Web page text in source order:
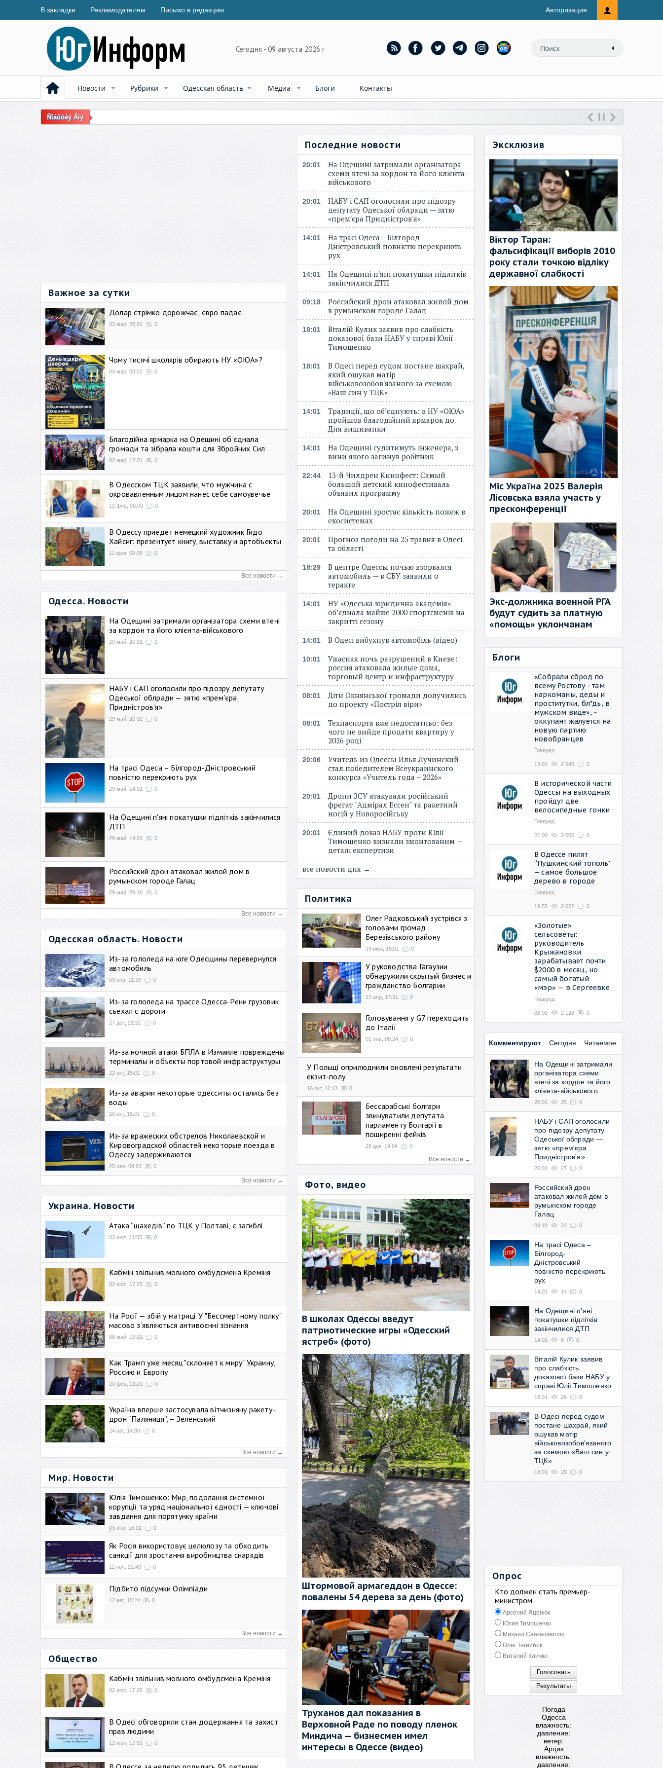
В закладки Рекламодателям Письмо в редакцию Авторизация
Сегодня - 09 августа 2026 г
Новости Рубрики Одесская область Медиа Блоги Контакты
Ñîáûòèÿ Äíÿ
Важное за сутки
Долар стрімко дорожчає, євро падає
03 мар, 20:01 0
Чому тисячі школярів обирають НУ «ОЮА»?
03 мар, 08:01 0
Благодійна ярмарка на Одещині об’єднала
громади та зібрала кошти для Збройних Сил
02 мар, 12:01 0
В Одесском ТЦК заявили, что мужчина с
окровавленным лицом нанес себе самоувечье
12 фев, 00:09 0
В Одессу приедет немецкий художник Гидо
Хайсиг: презентует книгу, выставку и артобъекты
11 фев, 09:05 0
Все новости →
Одесса. Новости
На Одещині затримали організатора схеми втечі
за кордон та його клієнта-військового
29 май, 20:01 0
НАБУ і САП оголосили про підозру депутату
Одеської облради — зятю «прем'єра
Придністров'я»
29 май, 20:01 0
На трасі Одеса – Білгород-Дністровський
повністю перекриють рух
29 май, 14:01 0
На Одещині п'яні покатушки підлітків закінчилися
ДТП
29 май, 14:01 0
Российский дрон атаковал жилой дом в
румынском городе Галац
29 май, 09:18 0
Все новости →
Одесская область. Новости
Из-за гололеда на юге Одесщины перевернулся
автомобиль
09 янв, 11:33 0
Из-за гололеда на трассе Одесса-Рени грузовик
съехал с дороги
27 дек, 21:51 0
Из-за ночной атаки БПЛА в Измаиле повреждены
терминалы и объекты портовой инфраструктуры
22 окт, 15:01 0
Из-за аварии некоторые одесситы остались без
воды
20 окт, 15:01 0
Из-за вражеских обстрелов Николаевской и
Кировоградской областей некоторые поезда в
Одессу задерживаются
25 сен, 09:01 0
Все новости →
Украина. Новости
Атака “шахедів” по ТЦК у Полтаві, є загиблі
03 июл, 11:55 0
Кабмін звільнив мовного омбудсмена Креміня
02 июл, 17:25 0
На Росії — збій у матриці. У "Бессмертному полку"
масово зʼявляються антивоєнні зізнання
08 май, 19:01 0
Как Трамп уже месяц "склоняет к миру" Украину,
Россию и Европу
20 фев, 21:01 0
Україна вперше застосувала вітчизняну ракету-
дрон “Паляниця”, – Зеленський
24 авг, 14:30 0
Все новости →
Мир. Новости
Юлія Тимошенко: Мир, подолання системної
корупції та уряд національної єдності — ключові
завдання для порятунку країни
03 янв, 16:01 0
Як Росія використовує целюлозу та обходить
санкції для зростання виробництва снарядів
11 ноя, 22:43 0
Підбито підсумки Олімпіади
12 авг, 15:24 0
Все новости →
Общество
Кабмін звільнив мовного омбудсмена Креміня
02 июл, 17:25 0
В Одесі обговорили стан додержання та захист
прав людини
12 июн, 17:51 0
Последние новости
20:01
На Одещині затримали організатора
схеми втечі за кордон та його клієнта-
військового
20:01
НАБУ і САП оголосили про підозру
депутату Одеської облради — зятю
«прем'єра Придністров'я»
14:01
На трасі Одеса – Білгород-
Дністровський повністю перекриють
рух
14:01
На Одещині п'яні покатушки підлітків
закінчилися ДТП
09:18
Российский дрон атаковал жилой дом
в румынском городе Галац
18:01
Віталій Кулик заявив про слабкість
доказової бази НАБУ у справі Юлії
Тимошенко
18:01
В Одесі перед судом постане шахрай,
який ошукав матір
військовозобов'язаного за схемою
«Ваш син у ТЦК»
14:01
Традиції, що об’єднують: в НУ «ОЮА»
пройшов благодійний ярмарок до
Дня вишиванки
14:01
На Одещині судитимуть інженера, з
вини якого загинув робітник
22:44
13-й Чилдрен Кинофест: Самый
большой детский кинофестиваль
объявил программу
20:01
На Одещині зростає кількість пожеж в
екосистемах
20:01
Прогноз погоди на 25 травня в Одесі
та області
18:29
В центре Одессы ночью взорвался
автомобиль — в СБУ заявили о
теракте
14:01
НУ «Одеська юридична академія»
об’єднала майже 2000 спортсменів на
закритті сезону
14:01 В Одесі вибухнув автомобіль (відео)
10:01
Ужасная ночь разрушений в Киеве:
россия атаковала жилые дома,
торговый центр и инфраструктуру
08:01
Діти Окнянської громади долучились
до проекту «Постріл віри»
08:01
Техпаспорта вже недостатньо: без
чого не вийде продати квартиру у
2026 році
20:06
Учитель из Одессы Илья Лучинский
стал победителем Всеукраинского
конкурса «Учитель года – 2026»
20:01
Дрони ЗСУ атакували російський
фрегат "Адмірал Ессен" та ракетний
носій у Новоросійську
20:01
Єдиний доказ НАБУ проти Юлії
Тимошенко визнали змонтованим —
деталі експертизи
все новости дня →
Политика
Олег Радковський зустрівся з
головами громад
Березівського району
19 июл, 15:01 0
У руководства Гагаузии
обнаружили скрытый бизнес и
гражданство Болгарии
27 апр, 17:31 0
Головування у G7 переходить
до Італії
01 янв, 08:24 0
У Польщі оприлюднили оновлені результати
екзит-полу
16 окт, 11:13 0
Бессарабські болгари
звинуватили депутата
парламенту Болгарії в
поширенні фейків
28 дек, 14:04 0
Все новости →
Фото, видео
В школах Одессы введут
патриотические игры «Одесский
ястреб» (фото)
Штормовой армагеддон в Одессе:
повалены 54 дерева за день (фото)
Труханов дал показания в
Верховной Раде по поводу пленок
Миндича — бизнесмен имел
интересы в Одессе (видео)
Эксклюзив
Віктор Таран:
фальсифікації виборів 2010
року стали точкою відліку
державної слабкості
Міс Україна 2025 Валерія
Лісовська взяла участь у
пресконференції
Экс-должника военной РГА
будут судить за платную
«помощь» уклончанам
Блоги
«Собрали сброд по
всему Ростову - там
наркоманы, деды и
проститутки, бл*дь, в
мужском виде», -
оккупант жалуется на
новую партию
новобранцев
Главред
13:01 2 645 0
В исторической части
Одессы на выходных
пройдут две
велосипедные гонки
Главред
21:00 2 006 0
В Одессе пилят
“Пушкинский тополь”
– самое большое
дерево в городе
Главред
19:55 2 652 0
«Золотые»
сельсоветы:
руководитель
Крыжановки
зарабатывает почти
$2000 в месяц, но
самый богатый
«мэр» — в Сергеевке
Главред
06:00 2 122 0
Комментируют Сегодня Читаемое
На Одещині затримали
організатора схеми
втечі за кордон та його
клієнта-військового
20:01 25 0
НАБУ і САП оголосили
про підозру депутату
Одеської облради —
зятю «прем'єра
Придністров'я»
20:01 27 0
Российский дрон
атаковал жилой дом в
румынском городе
Галац
09:18 24 0
На трасі Одеса –
Білгород-
Дністровський
повністю перекриють
рух
14:01 14 0
На Одещині п'яні
покатушки підлітків
закінчилися ДТП
14:01 6 0
Віталій Кулик заявив
про слабкість
доказової бази НАБУ у
справі Юлії Тимошенко
18:01 26 0
В Одесі перед судом
постане шахрай, який
ошукав матір
військовозобов'язаного
за схемою «Ваш син у
ТЦК»
18:01 29 0
Опрос
Кто должен стать премьер-
министром
Арсений Яценюк
Юлия Тимошенко
Михаил Саакашвилли
Олег Тягнибок
Виталий Кличко
Погода
Одесса
влажность:
давление:
ветер:
Арциз
влажность:
давление: